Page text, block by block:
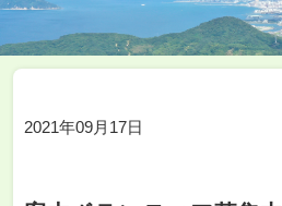
2021年09月17日